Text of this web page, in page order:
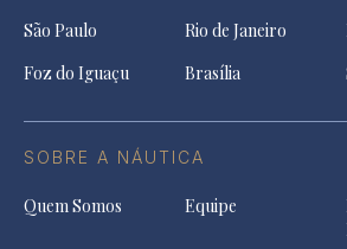
São Paulo Rio de Janeiro
Foz do Iguaçu
Brasília
SOBRE A NÁUTICA
Quem Somos Equipe